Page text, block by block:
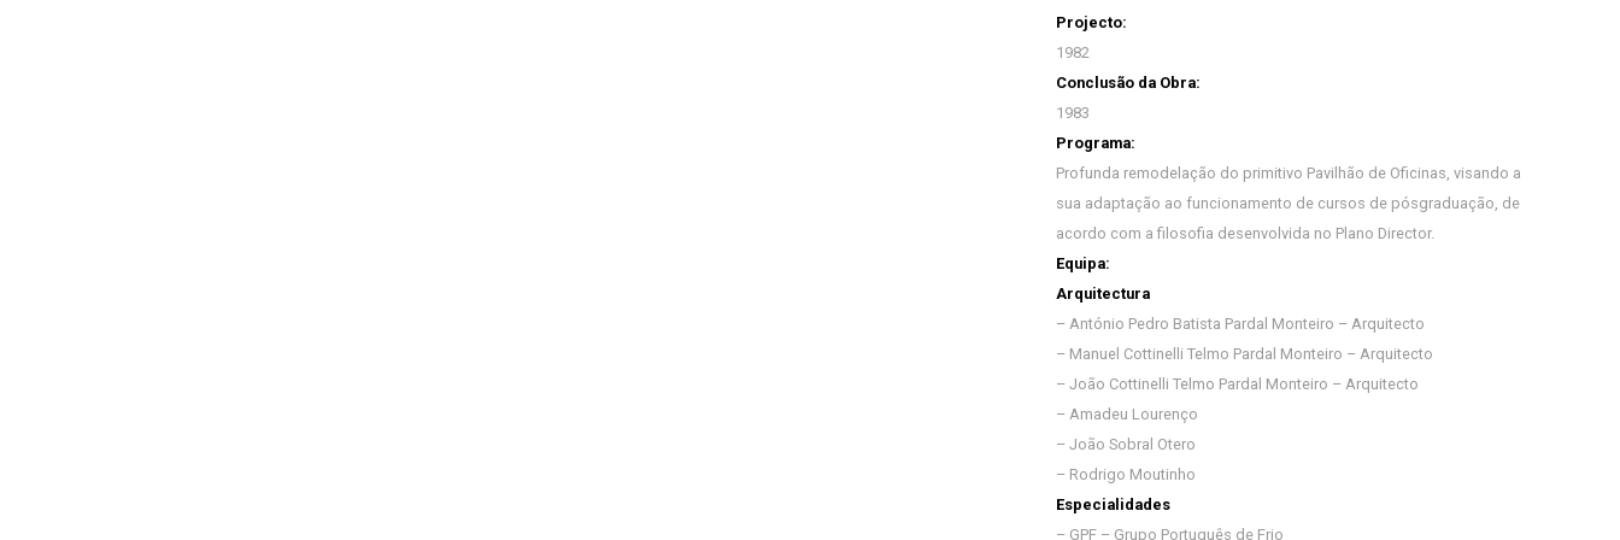
Projecto:
1982
Conclusão da Obra:
1983
Programa:
Profunda remodelação do primitivo Pavilhão de Oficinas, visando a
sua adaptação ao funcionamento de cursos de pósgraduação, de
acordo com a filosofia desenvolvida no Plano Director.
Equipa:
Arquitectura
– António Pedro Batista Pardal Monteiro – Arquitecto
– Manuel Cottinelli Telmo Pardal Monteiro – Arquitecto
– João Cottinelli Telmo Pardal Monteiro – Arquitecto
– Amadeu Lourenço
– João Sobral Otero
– Rodrigo Moutinho
Especialidades
– GPF – Grupo Português de Frio